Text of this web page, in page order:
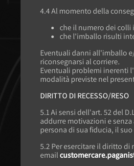
4.4 Al momento della
che il numero dei
che l'imballo risulti
Eventuali danni all'imballo
riconsegnarsi al corriere.
Eventuali problemi inerenti
modalità previste nel
DIRITTO DI RECESSO/RESO
5.1 Ai sensi dell'art. 52 del
addurre motivazioni e
persona di sua fiducia, il
5.2 Per esercitare il diritto di
email